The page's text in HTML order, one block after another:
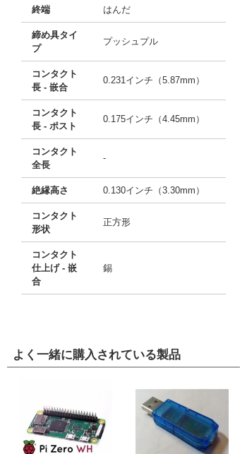
終端 はんだ
締め具タイ
プ
プッシュプル
コンタクト
長 - 嵌合
0.231インチ（5.87mm）
コンタクト
長 - ポスト
0.175インチ（4.45mm）
コンタクト
全長
-
絶縁高さ 0.130インチ（3.30mm）
コンタクト
形状
正方形
コンタクト
仕上げ - 嵌
合
錫
よく一緒に購入されている製品